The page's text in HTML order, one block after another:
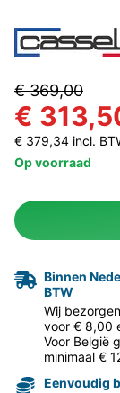
€ 369,00
€
€ 379,34 incl.
Op voorraad
Binnen
BTW
Wij
voor € 8,00
Voor België
minimaal €
Eenvoudig